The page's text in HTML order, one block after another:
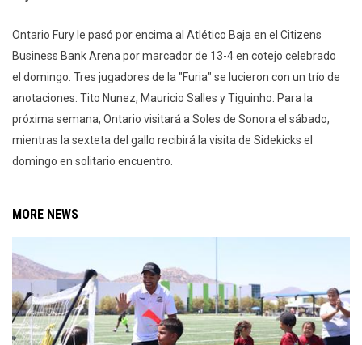
Ontario Fury le pasó por encima al Atlético Baja en el Citizens
Business Bank Arena por marcador de 13-4 en cotejo celebrado
el domingo. Tres jugadores de la "Furia" se lucieron con un trío de
anotaciones: Tito Nunez, Mauricio Salles y Tiguinho. Para la
próxima semana, Ontario visitará a Soles de Sonora el sábado,
mientras la sexteta del gallo recibirá la visita de Sidekicks el
domingo en solitario encuentro.
MORE NEWS